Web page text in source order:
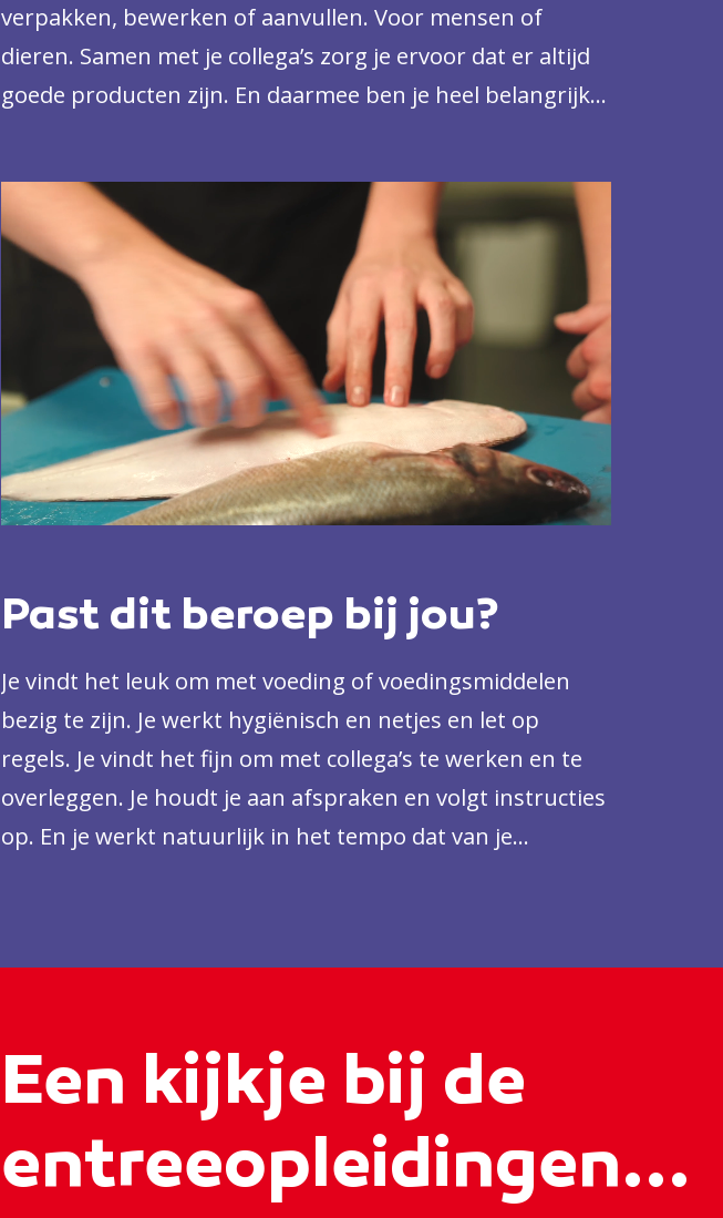
verpakken, bewerken of aanvullen. Voor mensen of
dieren. Samen met je collega’s zorg je ervoor dat er altijd
goede producten zijn. En daarmee ben je heel belangrijk
Past dit beroep bij jou?
Je vindt het leuk om met voeding of voedingsmiddelen
bezig te zijn. Je werkt hygiënisch en netjes en let op
regels. Je vindt het fijn om met collega’s te werken en te
overleggen. Je houdt je aan afspraken en volgt instructies
op. En je werkt natuurlijk in het tempo dat van je
Een kijkje bij de
entreeopleidingen...